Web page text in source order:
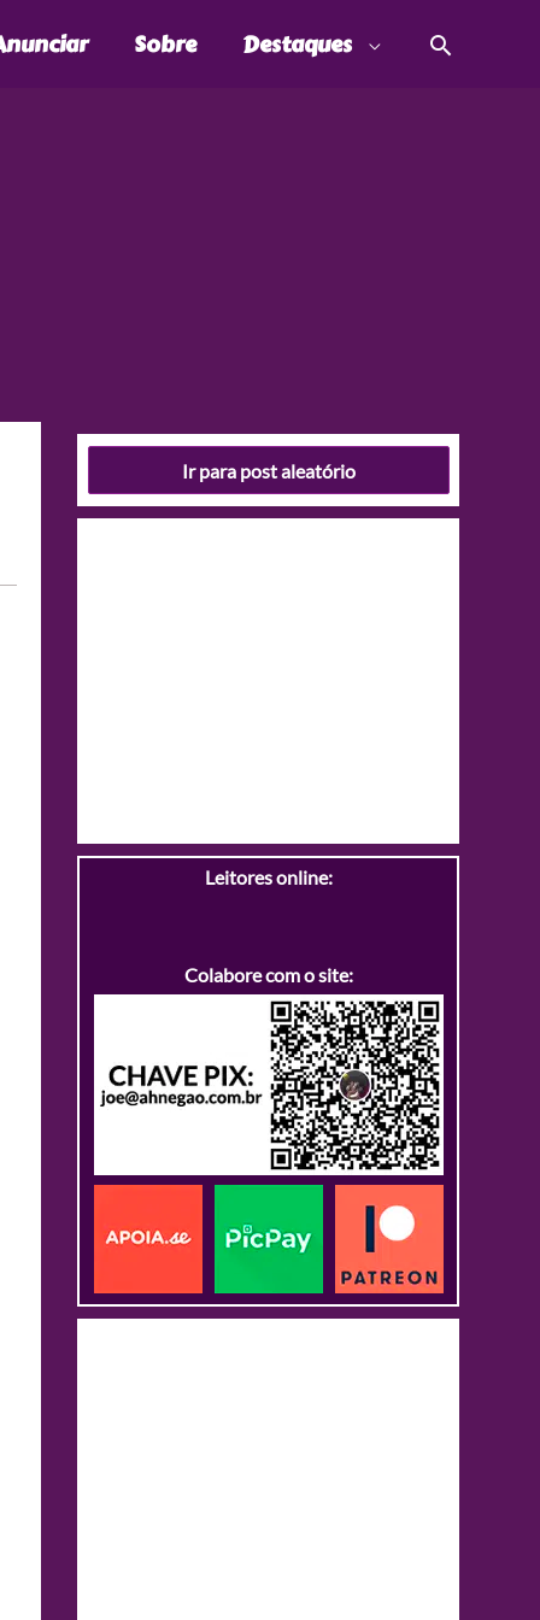
Sobre Destaques
Ir para post aleatório
Leitores online:
Colabore com o site: